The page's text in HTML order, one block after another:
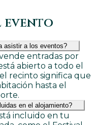
evento
asistir a los eventos?
entradas por
abierto a todo el
recinto significa que
hasta el
en el alojamiento?
incluido en tu